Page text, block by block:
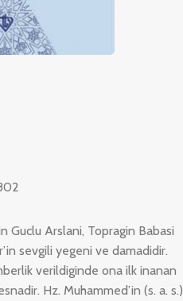
Guclu Arslani, Topragin Babasi
sevgili yegeni ve damadidir.
verildiginde ona ilk inanan
Hz. Muhammed’in (s. a. s.)